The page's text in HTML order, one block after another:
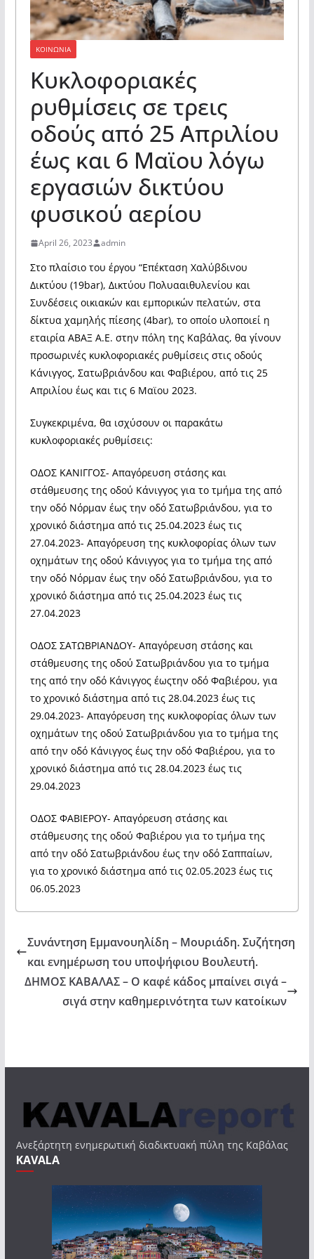
ΚΟΙΝΩΝΙΑ
Kυκλοφοριακές
ρυθμίσεις σε τρεις
οδούς από 25 Απριλίου
έως και 6 Μαϊου λόγω
εργασιών δικτύου
φυσικού αερίου
April 26, 2023 admin
Στο πλαίσιο του έργου “Επέκταση Χαλύβδινου
Δικτύου (19bar), Δικτύου Πολυααιθυλενίου και
Συνδέσεις οικιακών και εμπορικών πελατών, στα
δίκτυα χαμηλής πίεσης (4bar), το οποίο υλοποιεί η
εταιρία ΑΒΑΞ Α.Ε. στην πόλη της Καβάλας, θα γίνουν
προσωρινές κυκλοφοριακές ρυθμίσεις στις οδούς
Κάνιγγος, Σατωβριάνδου και Φαβιέρου, από τις 25
Απριλίου έως και τις 6 Μαϊου 2023.
Συγκεκριμένα, θα ισχύσουν οι παρακάτω
κυκλοφοριακές ρυθμίσεις:
ΟΔΟΣ ΚΑΝΙΓΓΟΣ- Απαγόρευση στάσης και
στάθμευσης της οδού Κάνιγγος για το τμήμα της από
την οδό Νόρμαν έως την οδό Σατωβριάνδου, για το
χρονικό διάστημα από τις 25.04.2023 έως τις
27.04.2023- Απαγόρευση της κυκλοφορίας όλων των
οχημάτων της οδού Κάνιγγος για το τμήμα της από
την οδό Νόρμαν έως την οδό Σατωβριάνδου, για το
χρονικό διάστημα από τις 25.04.2023 έως τις
27.04.2023
ΟΔΟΣ ΣΑΤΩΒΡΙΑΝΔΟΥ- Απαγόρευση στάσης και
στάθμευσης της οδού Σατωβριάνδου για το τμήμα
της από την οδό Κάνιγγος έωςτην οδό Φαβιέρου, για
το χρονικό διάστημα από τις 28.04.2023 έως τις
29.04.2023- Απαγόρευση της κυκλοφορίας όλων των
οχημάτων της οδού Σατωβριάνδου για το τμήμα της
από την οδό Κάνιγγος έως την οδό Φαβιέρου, για το
χρονικό διάστημα από τις 28.04.2023 έως τις
29.04.2023
ΟΔΟΣ ΦΑΒΙΕΡΟΥ- Απαγόρευση στάσης και
στάθμευσης της οδού Φαβιέρου για το τμήμα της
από την οδό Σατωβριάνδου έως την οδό Σαππαίων,
για το χρονικό διάστημα από τις 02.05.2023 έως τις
06.05.2023
Συνάντηση Εμμανουηλίδη – Μουριάδη. Συζήτηση
και ενημέρωση του υποψήφιου Βουλευτή.
ΔΗΜΟΣ ΚΑΒΑΛΑΣ – Ο καφέ κάδος μπαίνει σιγά –
σιγά στην καθημερινότητα των κατοίκων
Ανεξάρτητη ενημερωτική διαδικτυακή πύλη της Καβάλας
KAVALA